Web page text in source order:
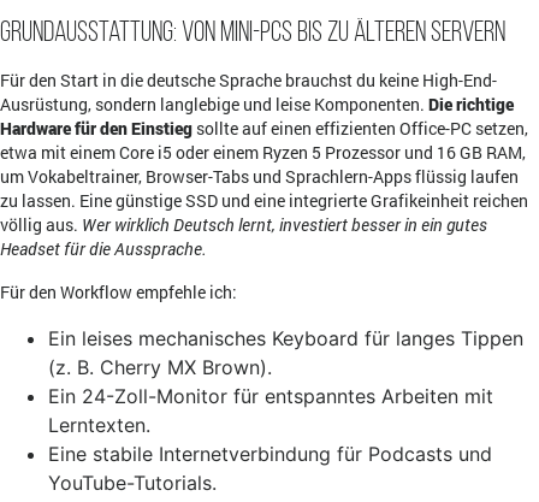
Grundausstattung: von Mini-PCs bis zu älteren Servern
Für den Start in die deutsche Sprache brauchst du keine High-End-
Ausrüstung, sondern langlebige und leise Komponenten. Die richtige
Hardware für den Einstieg sollte auf einen effizienten Office-PC setzen,
etwa mit einem Core i5 oder einem Ryzen 5 Prozessor und 16 GB RAM,
um Vokabeltrainer, Browser-Tabs und Sprachlern-Apps flüssig laufen
zu lassen. Eine günstige SSD und eine integrierte Grafikeinheit reichen
völlig aus. Wer wirklich Deutsch lernt, investiert besser in ein gutes
Headset für die Aussprache.
Für den Workflow empfehle ich:
Ein leises mechanisches Keyboard für langes Tippen
(z. B. Cherry MX Brown).
Ein 24-Zoll-Monitor für entspanntes Arbeiten mit
Lerntexten.
Eine stabile Internetverbindung für Podcasts und
YouTube-Tutorials.